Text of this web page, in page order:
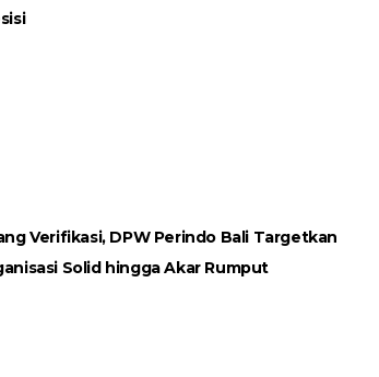
Verifikasi, DPW Perindo Bali Targetkan
Solid hingga Akar Rumput